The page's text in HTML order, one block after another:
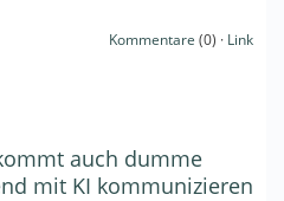
Kommentare (0) · Link
auch dumme
mit KI kommunizieren